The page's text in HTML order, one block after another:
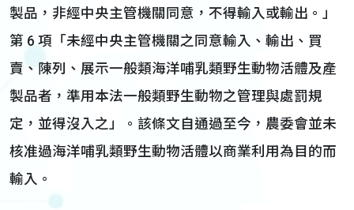
製品，非經中央主管機關同意，不得輸入或輸出。」
第 6 項「未經中央主管機關之同意輸入、輸出、買
賣、陳列、展示一般類海洋哺乳類野生動物活體及產
製品者，準用本法一般類野生動物之管理與處罰規
定，並得沒入之」。該條文自通過至今，農委會並未
核准過海洋哺乳類野生動物活體以商業利用為目的而
輸入。